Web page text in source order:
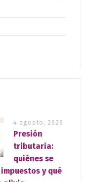
4 agosto, 2026
Presión
tributaria:
quiénes se
y qué